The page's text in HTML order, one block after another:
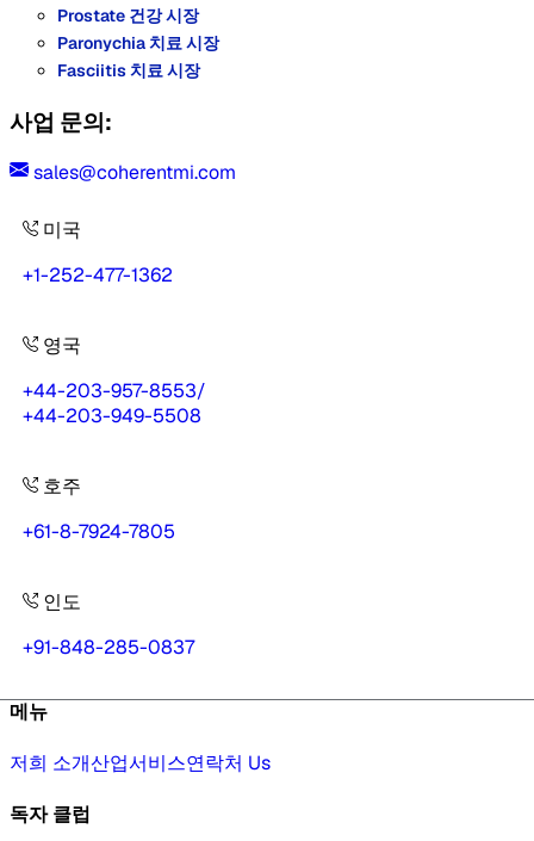
Prostate 건강 시장
Paronychia 치료 시장
Fasciitis 치료 시장
사업 문의:
sales@coherentmi.com
미국
+1-252-477-1362
영국
+44-203-957-8553/
+44-203-949-5508
호주
+61-8-7924-7805
인도
+91-848-285-0837
메뉴
저희 소개산업서비스연락처 Us
독자 클럽